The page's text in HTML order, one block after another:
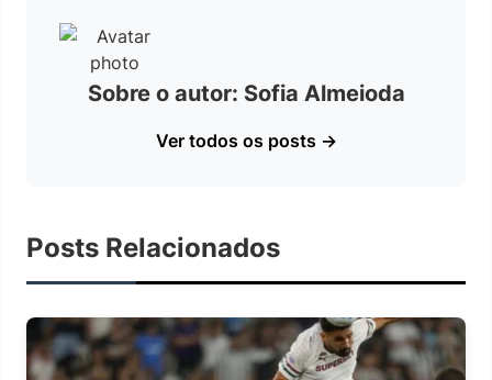
Sobre o autor: Sofia Almeioda
Ver todos os posts →
Posts Relacionados